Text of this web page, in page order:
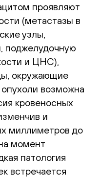
проявляют
(метастазы в
узлы,
поджелудочную
и ЦНС),
окружающие
возможна
кровеносных
и
миллиметров до
момент
патология
встречается